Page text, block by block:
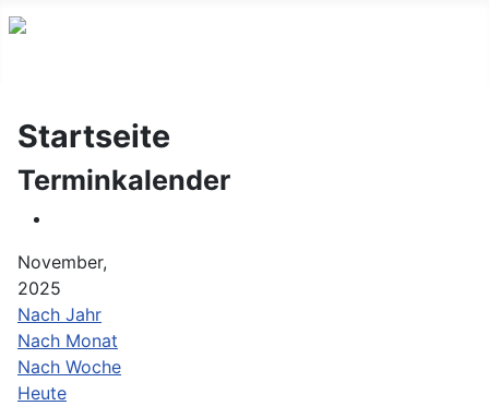
Startseite
Terminkalender
November,
2025
Nach Jahr
Nach Monat
Nach Woche
Heute